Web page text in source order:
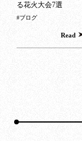
る花火大会7選
#ブログ
Read